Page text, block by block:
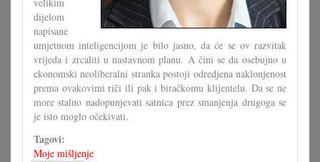
dijelom
napisane
umjetnom inteligencijom je bilo jasno, da će se ov razvitak
vrijeda i zrcaliti u nastavnom planu. A čini se da osebujno u
ekonomski neoliberalni stranka postoji odredjena naklonjenost
prema ovakovimi riči ili pak i biračkomu klijentelu. Da se ne
more stalno nadopunjevati satnica prez smanjenja drugoga se
je isto moglo očekivati.
Tagovi:
Moje mišljenje